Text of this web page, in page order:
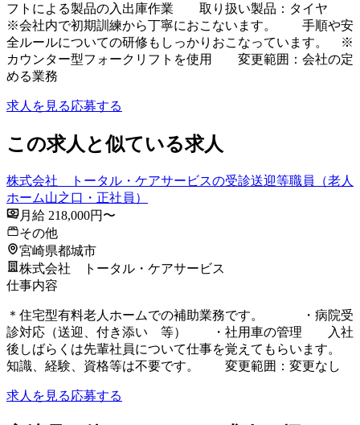
フトによる製品の入出庫作業 取り扱い製品：タイヤ
※会社内で初期訓練から丁寧におこないます。 手順や安
全ルールについての研修もしっかりおこなっています。 ※
カウンター型フォークリフトを使用 変更範囲：会社の定
める業務
求人を見る応募する
この求人と似ている求人
株式会社 トータル・ケアサービスの受診送迎等職員（老人
ホーム山之口・正社員）
月給 218,000円〜
その他
宮崎県都城市
株式会社 トータル・ケアサービス
仕事内容
＊住宅型有料老人ホームでの補助業務です。 ・病院受
診対応（送迎、付き添い 等） ・社用車の管理 入社
後しばらくは先輩社員について仕事を覚えてもらいます。
知識、経験、資格等は不要です。 変更範囲：変更なし
求人を見る応募する